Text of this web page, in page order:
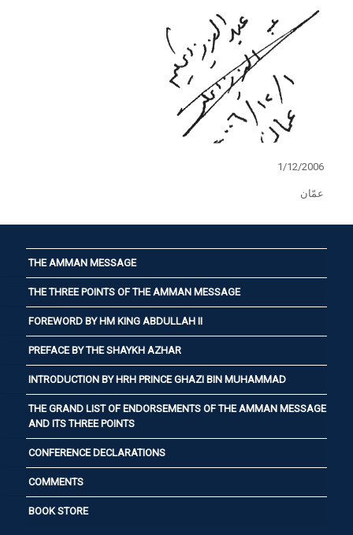
1/12/2006
عمّان
THE AMMAN MESSAGE
THE THREE POINTS OF THE AMMAN MESSAGE
FOREWORD BY HM KING ABDULLAH II
PREFACE BY THE SHAYKH AZHAR
INTRODUCTION BY HRH PRINCE GHAZI BIN MUHAMMAD
THE GRAND LIST OF ENDORSEMENTS OF THE AMMAN MESSAGE
AND ITS THREE POINTS
CONFERENCE DECLARATIONS
COMMENTS
BOOK STORE